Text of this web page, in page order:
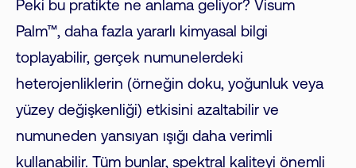
Peki bu pratikte ne anlama geliyor? Visum
Palm™, daha fazla yararlı kimyasal bilgi
toplayabilir, gerçek numunelerdeki
heterojenliklerin (örneğin doku, yoğunluk veya
yüzey değişkenliği) etkisini azaltabilir ve
numuneden yansıyan ışığı daha verimli
kullanabilir. Tüm bunlar, spektral kaliteyi önemli